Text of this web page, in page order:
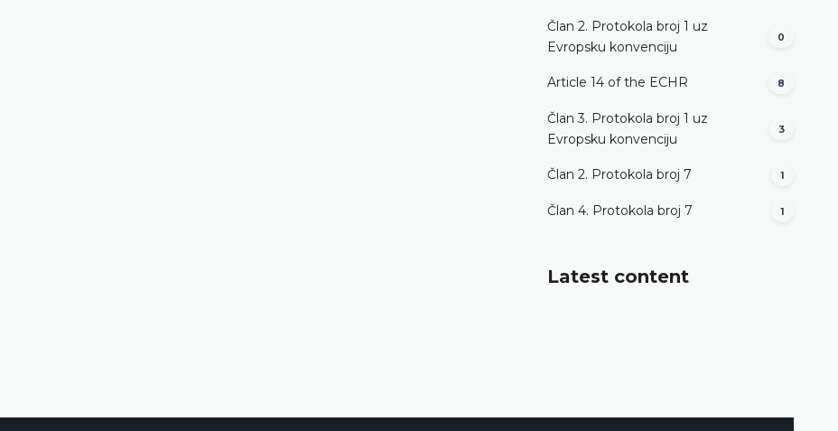
Član 2. Protokola broj 1 uz
Evropsku konvenciju
0
Article 14 of the ECHR 8
Član 3. Protokola broj 1 uz
Evropsku konvenciju
3
Član 2. Protokola broj 7 1
Član 4. Protokola broj 7 1
Latest content